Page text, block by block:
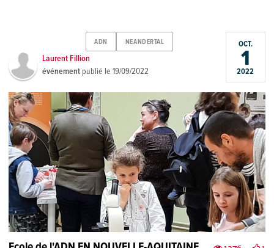
ADN NEANDERTAL
Laurent Fillion
événement publié le19/09/2022
OCT.
1
2022